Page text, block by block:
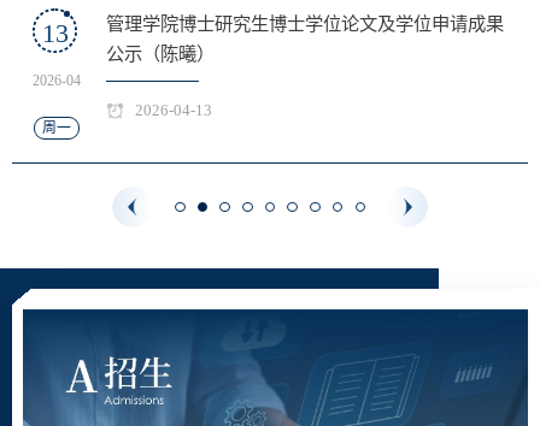
13
2026-04
周一
管理学院博士研究生博士学位论文及学位申请成果
公示（陈曦）
2026-04-13